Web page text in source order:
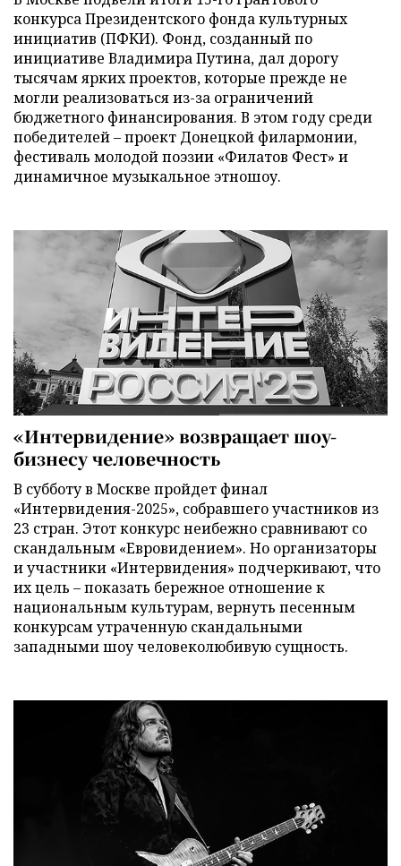
конкурса Президентского фонда культурных
инициатив (ПФКИ). Фонд, созданный по
инициативе Владимира Путина, дал дорогу
тысячам ярких проектов, которые прежде не
могли реализоваться из-за ограничений
бюджетного финансирования. В этом году среди
победителей – проект Донецкой филармонии,
фестиваль молодой поэзии «Филатов Фест» и
динамичное музыкальное этношоу.
«Интервидение» возвращает шоу-
бизнесу человечность
В субботу в Москве пройдет финал
«Интервидения-2025», собравшего участников из
23 стран. Этот конкурс неибежно сравнивают со
скандальным «Евровидением». Но организаторы
и участники «Интервидения» подчеркивают, что
их цель – показать бережное отношение к
национальным культурам, вернуть песенным
конкурсам утраченную скандальными
западными шоу человеколюбивую сущность.